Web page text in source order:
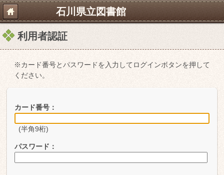
石川県立図書館
利用者認証
※カード番号とパスワードを入力してログインボタンを押して
ください。
カード番号：
(半角9桁)
パスワード：